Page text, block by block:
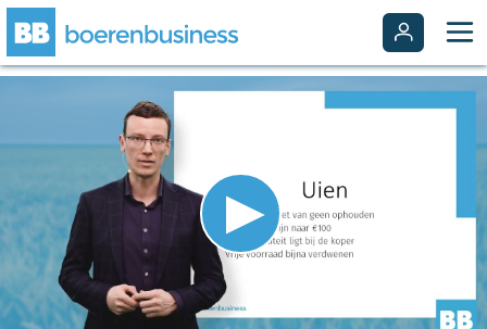
Video
Player
loading.Play